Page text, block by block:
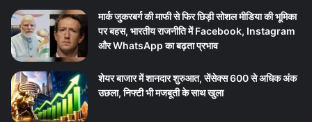
मार्क जुकरबर्ग की माफी से फिर छिड़ी सोशल मीडिया की भूमिका
पर बहस, भारतीय राजनीति में Facebook, Instagram
और WhatsApp का बढ़ता प्रभाव
शेयर बाजार में शानदार शुरुआत, सेंसेक्स 600 से अधिक अंक
उछला, निफ्टी भी मजबूती के साथ खुला